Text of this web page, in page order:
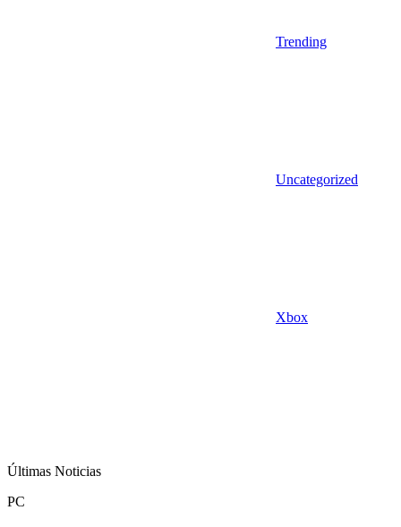
Trending
Uncategorized
Xbox
Últimas Noticias
PC